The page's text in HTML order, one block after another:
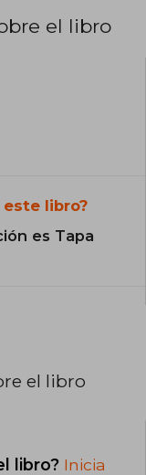
el libro
este libro?
es Tapa
el libro
libro? Inicia